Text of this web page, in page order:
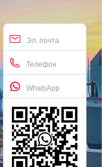
Эл. почта
Телефон
WhatsApp